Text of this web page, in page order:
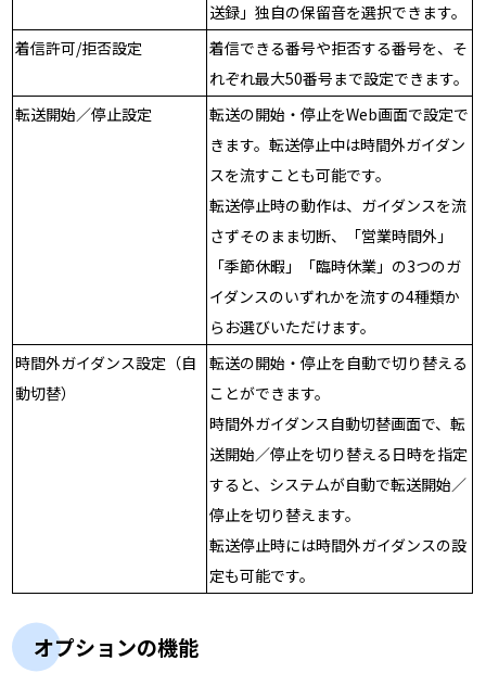
送録」独自の保留音を選択できます。
着信許可/拒否設定
着信できる番号や拒否する番号を、そ
れぞれ最大50番号まで設定できます。
転送開始／停止設定
転送の開始・停止をWeb画面で設定で
きます。転送停止中は時間外ガイダン
スを流すことも可能です。
転送停止時の動作は、ガイダンスを流
さずそのまま切断、「営業時間外」
「季節休暇」「臨時休業」の3つのガ
イダンスのいずれかを流すの4種類か
らお選びいただけます。
時間外ガイダンス設定（自
動切替）
転送の開始・停止を自動で切り替える
ことができます。
時間外ガイダンス自動切替画面で、転
送開始／停止を切り替える日時を指定
すると、システムが自動で転送開始／
停止を切り替えます。
転送停止時には時間外ガイダンスの設
定も可能です。
オプションの機能